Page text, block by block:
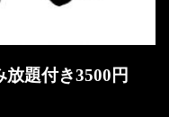
題付き3500円